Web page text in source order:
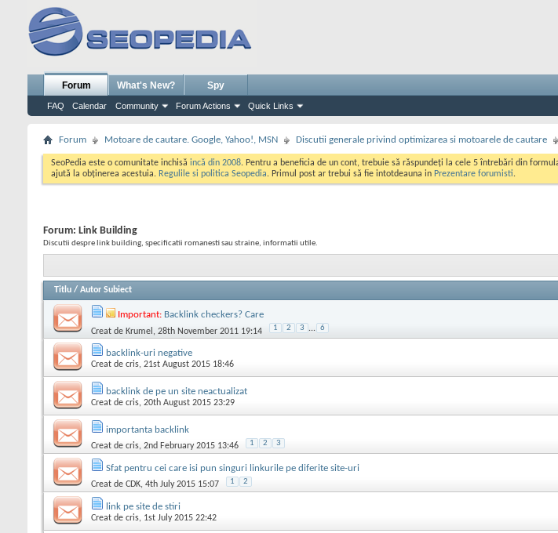
Forum
FAQ Calendar Community Forum Actions Quick Links
What's New? Spy
Forum Motoare de cautare. Google, Yahoo!, MSN Discutii generale privind optimizarea si motoarele de cautare
SeoPedia este o comunitate inchisă incă din 2008. Pentru a beneficia de un cont, trebuie să răspundeți la cele 5 întrebări din
ajută la obținerea acestuia. Regulile si politica Seopedia. Primul post ar trebui să fie intotdeauna in Prezentare forumisti.
Forum: Link Building
Discutii despre link building, specificatii romanesti sau straine, informatii utile.
Titlu / Autor Subiect
Important: Backlink checkers? Care
Creat de Krumel , 28th November 2011 19:14 1 2 3 ... 6
backlink-uri negative
Creat de cris, 21st August 2015 18:46
backlink de pe un site neactualizat
Creat de cris, 20th August 2015 23:29
importanta backlink
Creat de cris, 2nd February 2015 13:46 1 2 3
Sfat pentru cei care isi pun singuri linkurile pe diferite site-uri
Creat de CDK, 4th July 2015 15:07 1 2
link pe site de stiri
Creat de cris, 1st July 2015 22:42